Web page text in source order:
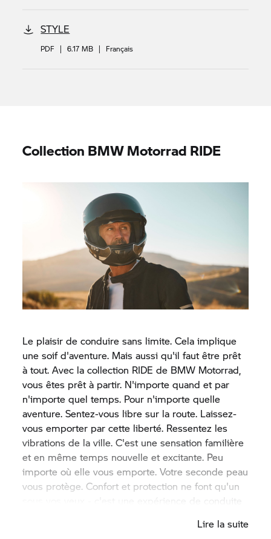
STYLE
PDF | 6.17 MB | Français
Collection BMW Motorrad RIDE
Le plaisir de conduire sans limite. Cela implique
une soif d'aventure. Mais aussi qu'il faut être prêt
à tout. Avec la collection RIDE de BMW Motorrad,
vous êtes prêt à partir. N'importe quand et par
n'importe quel temps. Pour n'importe quelle
aventure. Sentez-vous libre sur la route. Laissez-
vous emporter par cette liberté. Ressentez les
vibrations de la ville. C'est une sensation familière
et en même temps nouvelle et excitante. Peu
importe où elle vous emporte. Votre seconde peau
vous protège. Confort et protection ne font qu'un
sous vos yeux - c'est une expérience de conduite
Lire la suite